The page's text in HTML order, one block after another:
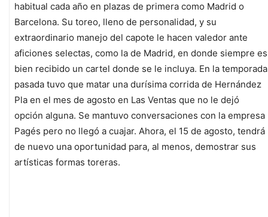
habitual cada año en plazas de primera como Madrid o
Barcelona. Su toreo, lleno de personalidad, y su
extraordinario manejo del capote le hacen valedor ante
aficiones selectas, como la de Madrid, en donde siempre es
bien recibido un cartel donde se le incluya. En la temporada
pasada tuvo que matar una durísima corrida de Hernández
Pla en el mes de agosto en Las Ventas que no le dejó
opción alguna. Se mantuvo conversaciones con la empresa
Pagés pero no llegó a cuajar. Ahora, el 15 de agosto, tendrá
de nuevo una oportunidad para, al menos, demostrar sus
artísticas formas toreras.